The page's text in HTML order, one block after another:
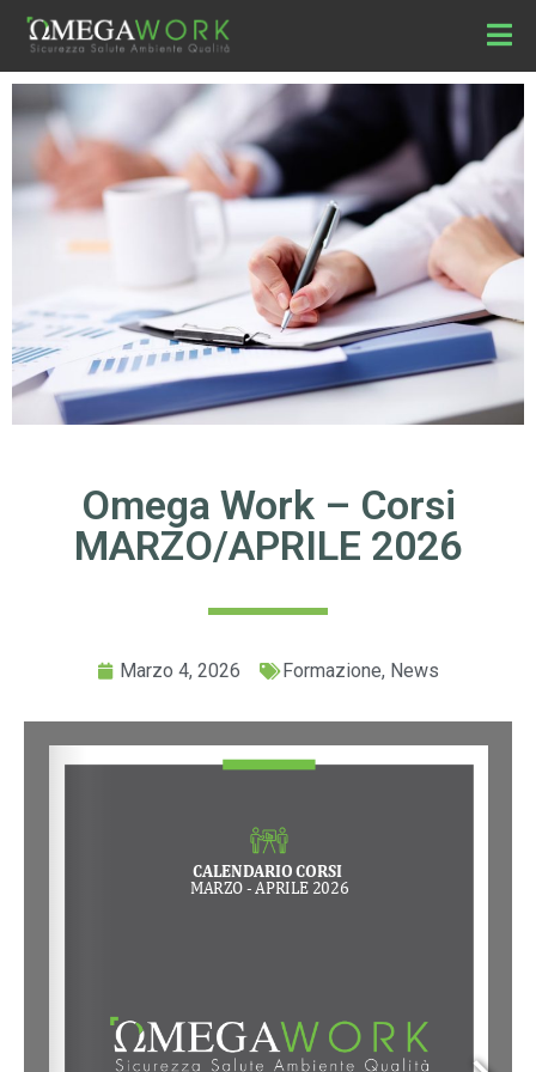
Omega Work – Corsi
MARZO/APRILE 2026
Marzo 4, 2026 Formazione, News